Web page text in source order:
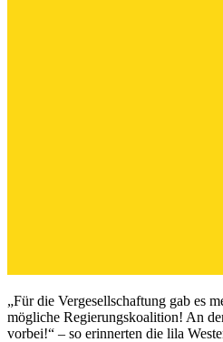
„Für die Vergesellschaftung gab es
mögliche Regierungskoalition! An
vorbei!“ – so erinnerten die lila